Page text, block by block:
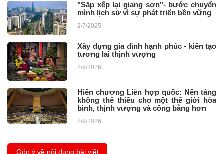
"Sắp xếp lại giang sơn"- bước chuyển
mình lịch sử vì sự phát triển bền vững
2/7/2025
Xây dựng gia đình hạnh phúc - kiến tạo
tương lai thịnh vượng
8/9/2026
Hiến chương Liên hợp quốc: Nền tảng
không thể thiếu cho một thế giới hòa
bình, thịnh vượng và công bằng hơn
8/9/2026
Góp ý về nội dung bài viết